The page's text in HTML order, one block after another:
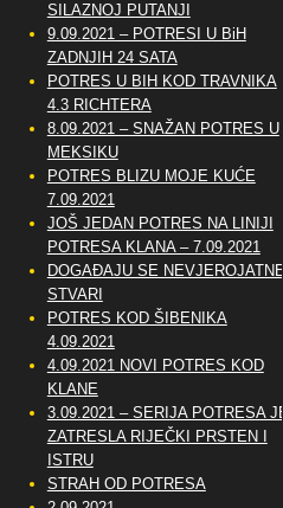
SILAZNOJ PUTANJI
9.09.2021 – POTRESI U BiH
ZADNJIH 24 SATA
POTRES U BIH KOD TRAVNIKA
4.3 RICHTERA
8.09.2021 – SNAŽAN POTRES U
MEKSIKU
POTRES BLIZU MOJE KUĆE
7.09.2021
JOŠ JEDAN POTRES NA LINIJI
POTRESA KLANA – 7.09.2021
DOGAĐAJU SE NEVJEROJATNE
STVARI
POTRES KOD ŠIBENIKA
4.09.2021
4.09.2021 NOVI POTRES KOD
KLANE
3.09.2021 – SERIJA POTRESA JE
ZATRESLA RIJEČKI PRSTEN I
ISTRU
STRAH OD POTRESA